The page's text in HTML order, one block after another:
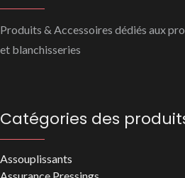
Produits & Accessoires dédiés aux
et blanchisseries
Catégories des
Assouplissants